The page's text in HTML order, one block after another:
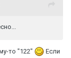
то "122"
Если